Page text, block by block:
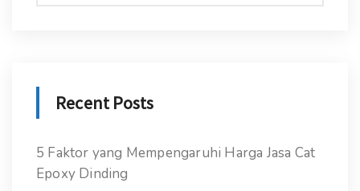
Recent Posts
5 Faktor yang Mempengaruhi Harga Jasa Cat
Epoxy Dinding